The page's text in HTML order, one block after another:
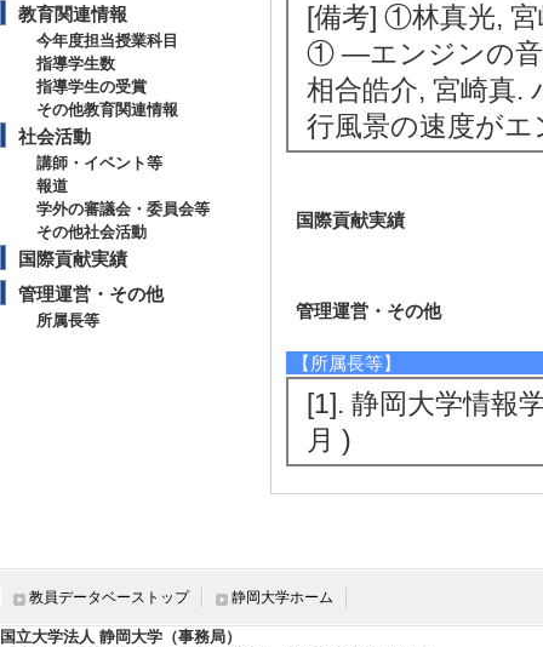
教育関連情報
今年度担当授業科目
指導学生数
指導学生の受賞
その他教育関連情報
社会活動
講師・イベント等
報道
学外の審議会・委員会等
その他社会活動
国際貢献実績
管理運営・その他
所属長等
[備考] ①林真光,
① ―エンジンの音
相合皓介, 宮崎真
行風景の速度が
国際貢献実績
管理運営・その他
【所属長等】
[1]. 静岡大学情報
月 )
教員データベーストップ 静岡大学ホーム
国立大学法人 静岡大学（事務局）